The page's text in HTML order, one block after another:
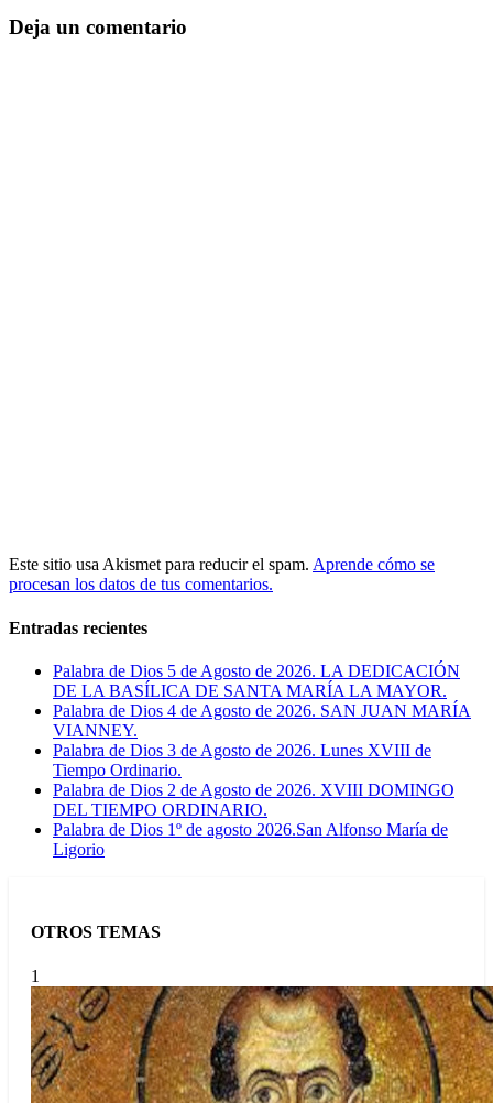
Deja un comentario
Este sitio usa Akismet para reducir el spam. Aprende cómo se
procesan los datos de tus comentarios.
Entradas recientes
Palabra de Dios 5 de Agosto de 2026. LA DEDICACIÓN
DE LA BASÍLICA DE SANTA MARÍA LA MAYOR.
Palabra de Dios 4 de Agosto de 2026. SAN JUAN MARÍA
VIANNEY.
Palabra de Dios 3 de Agosto de 2026. Lunes XVIII de
Tiempo Ordinario.
Palabra de Dios 2 de Agosto de 2026. XVIII DOMINGO
DEL TIEMPO ORDINARIO.
Palabra de Dios 1º de agosto 2026.San Alfonso María de
Ligorio
OTROS TEMAS
1